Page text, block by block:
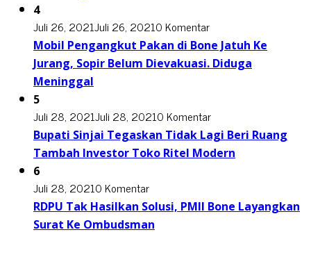
4
Juli 26, 2021Juli 26, 20210 Komentar
Mobil Pengangkut Pakan di Bone Jatuh Ke
Jurang, Sopir Belum Dievakuasi. Diduga
Meninggal
5
Juli 28, 2021Juli 28, 20210 Komentar
Bupati Sinjai Tegaskan Tidak Lagi Beri Ruang
Tambah Investor Toko Ritel Modern
6
Juli 28, 20210 Komentar
RDPU Tak Hasilkan Solusi, PMII Bone Layangkan
Surat Ke Ombudsman